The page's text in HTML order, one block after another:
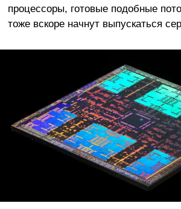
процессоры, готовые подобные
тоже вскоре начнут выпускаться